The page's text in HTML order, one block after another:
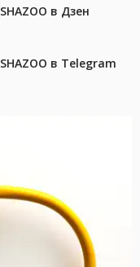
SHAZOO в Дзен
SHAZOO в Telegram